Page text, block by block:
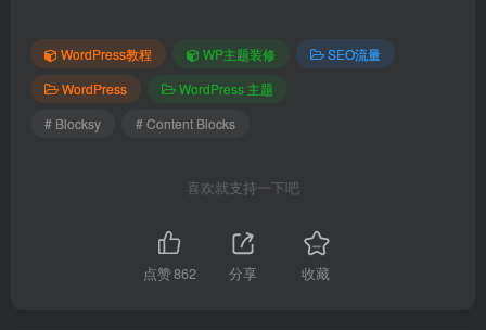
WordPress教程 WP主题装修
SEO流量
WordPress
WordPress 主题
# Blocksy
# Content Blocks
喜欢就支持一下吧
点赞862 分享 收藏